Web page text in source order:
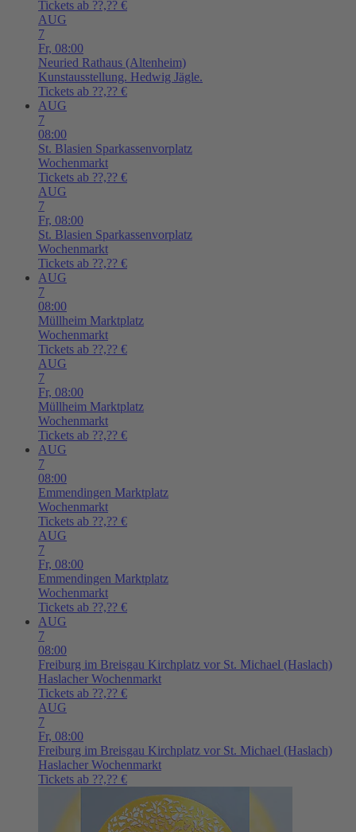
Tickets ab ??,?? €
AUG
7
Fr, 08:00
Neuried Rathaus (Altenheim)
Kunstausstellung. Hedwig Jägle.
Tickets ab ??,?? €
AUG
7
08:00
St. Blasien Sparkassenvorplatz
Wochenmarkt
Tickets ab ??,?? €
AUG
7
Fr, 08:00
St. Blasien Sparkassenvorplatz
Wochenmarkt
Tickets ab ??,?? €
AUG
7
08:00
Müllheim Marktplatz
Wochenmarkt
Tickets ab ??,?? €
AUG
7
Fr, 08:00
Müllheim Marktplatz
Wochenmarkt
Tickets ab ??,?? €
AUG
7
08:00
Emmendingen Marktplatz
Wochenmarkt
Tickets ab ??,?? €
AUG
7
Fr, 08:00
Emmendingen Marktplatz
Wochenmarkt
Tickets ab ??,?? €
AUG
7
08:00
Freiburg im Breisgau Kirchplatz vor St. Michael (Haslach)
Haslacher Wochenmarkt
Tickets ab ??,?? €
AUG
7
Fr, 08:00
Freiburg im Breisgau Kirchplatz vor St. Michael (Haslach)
Haslacher Wochenmarkt
Tickets ab ??,?? €